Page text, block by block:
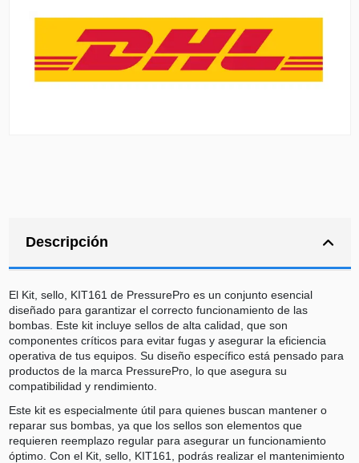
Descripción
El Kit, sello, KIT161 de PressurePro es un conjunto esencial
diseñado para garantizar el correcto funcionamiento de las
bombas. Este kit incluye sellos de alta calidad, que son
componentes críticos para evitar fugas y asegurar la eficiencia
operativa de tus equipos. Su diseño específico está pensado para
productos de la marca PressurePro, lo que asegura su
compatibilidad y rendimiento.
Este kit es especialmente útil para quienes buscan mantener o
reparar sus bombas, ya que los sellos son elementos que
requieren reemplazo regular para asegurar un funcionamiento
óptimo. Con el Kit, sello, KIT161, podrás realizar el mantenimiento